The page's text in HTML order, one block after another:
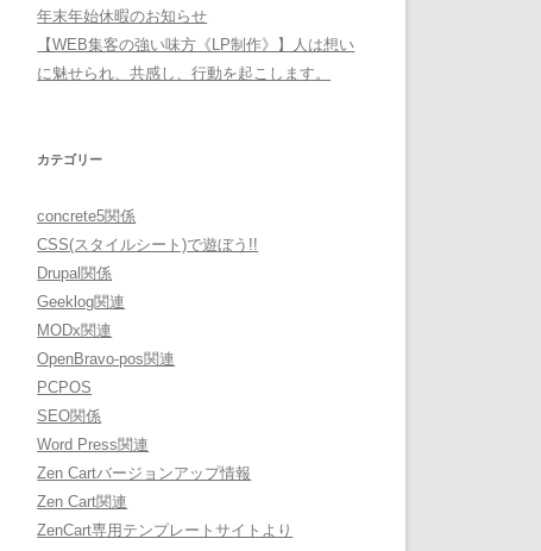
年末年始休暇のお知らせ
【WEB集客の強い味方《LP制作》】人は想い
に魅せられ、共感し、行動を起こします。
カテゴリー
concrete5関係
CSS(スタイルシート)で遊ぼう!!
Drupal関係
Geeklog関連
MODx関連
OpenBravo-pos関連
PCPOS
SEO関係
Word Press関連
Zen Cartバージョンアップ情報
Zen Cart関連
ZenCart専用テンプレートサイトより